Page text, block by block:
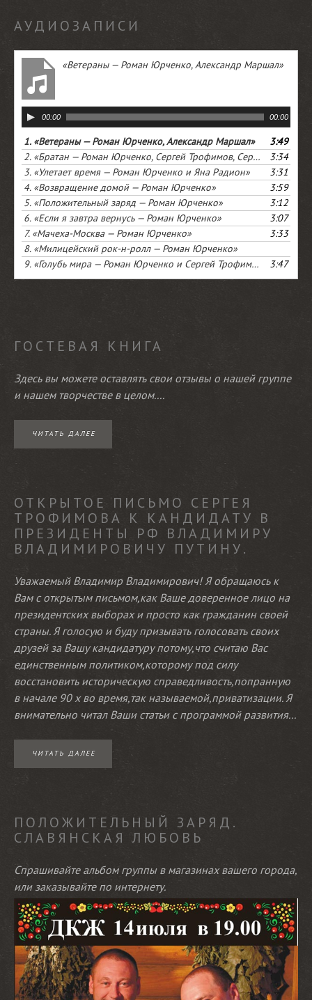
АУДИОЗАПИСИ
«Ветераны — Роман Юрченко, Александр Маршал»
00:00 00:00
1. «Ветераны — Роман Юрченко, Александр Маршал»
3:49
2. «Братан — Роман Юрченко, Сергей Трофимов, Сергей Чиграков»
3:34
3. «Улетает время — Роман Юрченко и Яна Радион»
3:31
4. «Возвращение домой — Роман Юрченко»
3:59
5. «Положительный заряд — Роман Юрченко»
3:12
6. «Если я завтра вернусь — Роман Юрченко»
3:07
7. «Мачеха-Москва — Роман Юрченко»
3:33
8. «Милицейский рок-н-ролл — Роман Юрченко»
9. «Голубь мира — Роман Юрченко и Сергей Трофимов» 3:47
ГОСТЕВАЯ КНИГА
Здесь вы можете оставлять свои отзывы о нашей группе
и нашем творчестве в целом....
ЧИТАТЬ ДАЛЕЕ
ОТКРЫТОЕ ПИСЬМО СЕРГЕЯ
ТРОФИМОВА К КАНДИДАТУ В
ПРЕЗИДЕНТЫ РФ ВЛАДИМИРУ
ВЛАДИМИРОВИЧУ ПУТИНУ.
Уважаемый Владимир Владимирович! Я обращаюсь к
Вам с открытым письмом,как Ваше доверенное лицо на
президентских выборах и просто как гражданин своей
страны. Я голосую и буду призывать голосовать своих
друзей за Вашу кандидатуру потому,что считаю Вас
единственным политиком,которому под силу
восстановить историческую справедливость,попранную
в начале 90 х во время,так называемой,приватизации. Я
внимательно читал Ваши статьи с программой развития...
ЧИТАТЬ ДАЛЕЕ
ПОЛОЖИТЕЛЬНЫЙ ЗАРЯД.
СЛАВЯНСКАЯ ЛЮБОВЬ
Спрашивайте альбом группы в магазинах вашего города,
или заказывайте по интернету.